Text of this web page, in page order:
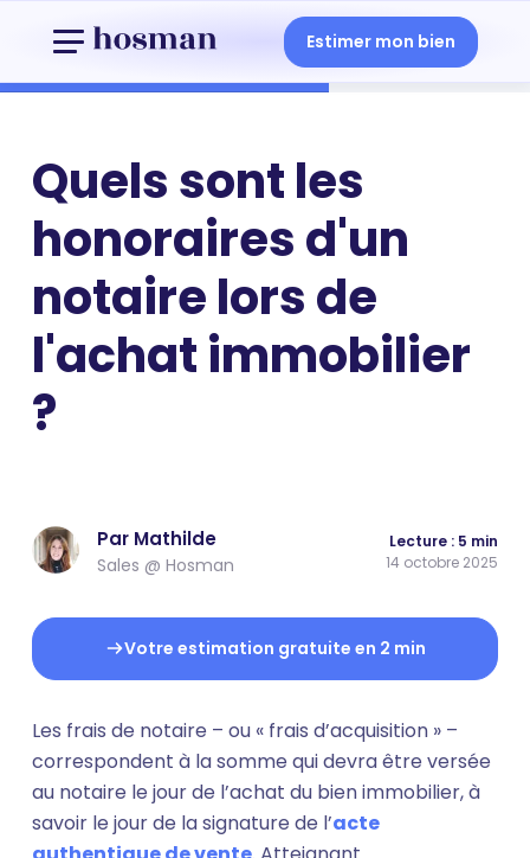
Estimer mon bien
Quels sont les
honoraires d'un
notaire lors de
l'achat immobilier
?
Par Mathilde
Sales @ Hosman
Lecture : 5 min
14 octobre 2025
Votre estimation gratuite en 2 min
Les frais de notaire – ou « frais d’acquisition » –
correspondent à la somme qui devra être versée
au notaire le jour de l’achat du bien immobilier, à
savoir le jour de la signature de l’acte